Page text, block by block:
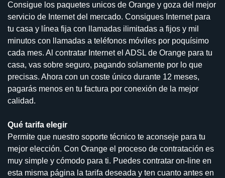
Consigue los paquetes unicos de Orange y goza del mejor
servicio de Internet del mercado. Consigues Internet para
tu casa y línea fija con llamadas ilimitadas a fijos y mil
minutos con llamadas a teléfonos móviles por poquísimo
cada mes. Al contratar Internet el ADSL de Orange para tu
casa, vas sobre seguro, pagando solamente por lo que
precisas. Ahora con un coste único durante 12 meses,
pagarás menos en tu factura por conexión de la mejor
calidad.
Qué tarifa elegir
Permite que nuestro soporte técnico te aconseje para tu
mejor elección. Con Orange el proceso de contratación es
muy simple y cómodo para ti. Puedes contratar on-line en
esta misma página la tarifa deseada y ten cuanto antes en